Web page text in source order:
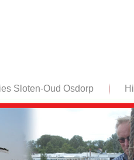
Sloten-Oud Osdorp